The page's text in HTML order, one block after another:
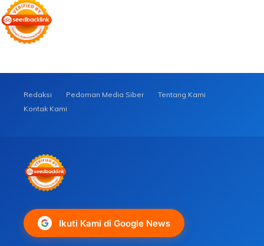
Redaksi Pedoman Media Siber
Tentang Kami
Kontak Kami
Ikuti Kami di Google News